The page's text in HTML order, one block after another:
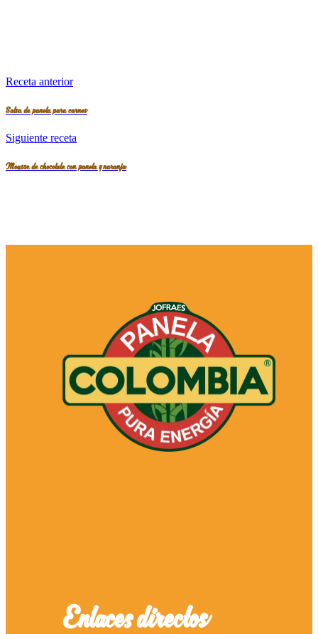
Receta anterior
Salsa de panela para carnes
Siguiente receta
Mousse de chocolate con panela y naranja
Enlaces directos